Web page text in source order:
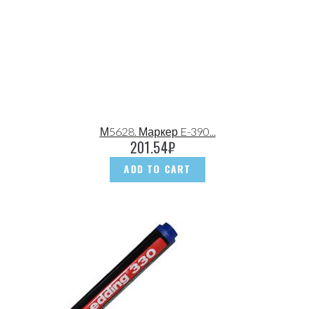
М5628. Маркер E-390...
201.54₽
ADD TO CART